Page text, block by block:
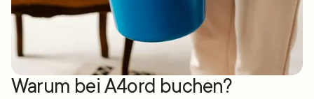
Warum bei A4ord buchen?